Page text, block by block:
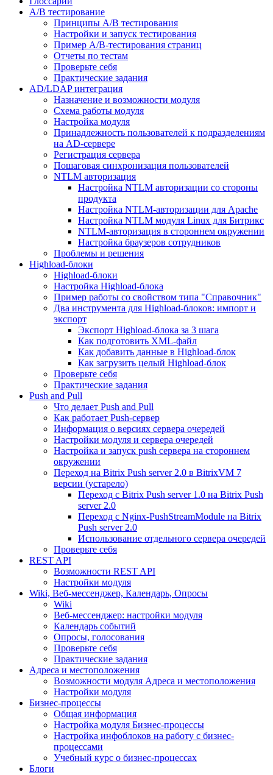
A/B тестирование
Принципы A/B тестирования
Настройки и запуск тестирования
Пример A/B-тестирования страниц
Отчеты по тестам
Проверьте себя
Практические задания
AD/LDAP интеграция
Назначение и возможности модуля
Схема работы модуля
Настройка модуля
Принадлежность пользователей к подразделениям
на AD-сервере
Регистрация сервера
Пошаговая синхронизация пользователей
NTLM авторизация
Настройка NTLM авторизации со стороны
продукта
Настройка NTLM-авторизации для Apache
Настройка NTLM модуля Linux для Битрикс
NTLM-авторизация в стороннем окружении
Настройка браузеров сотрудников
Проблемы и решения
Highload-блоки
Highload-блоки
Настройка Highload-блока
Пример работы со свойством типа "Справочник"
Два инструмента для Highload-блоков: импорт и
экспорт
Экспорт Highload-блока за 3 шага
Как подготовить XML-файл
Как добавить данные в Highload-блок
Как загрузить целый Highload-блок
Проверьте себя
Практические задания
Push and Pull
Что делает Push and Pull
Как работает Push-сервер
Информация о версиях сервера очередей
Настройки модуля и сервера очередей
Настройка и запуск push сервера на стороннем
окружении
Переход на Bitrix Push server 2.0 в BitrixVM 7
версии (устарело)
Переход с Bitrix Push server 1.0 на Bitrix Push
server 2.0
Переход с Nginx-PushStreamModule на Bitrix
Push server 2.0
Использование отдельного сервера очередей
Проверьте себя
REST API
Возможности REST API
Настройки модуля
Wiki, Веб-мессенджер, Календарь, Опросы
Wiki
Веб-мессенджер: настройки модуля
Календарь событий
Опросы, голосования
Проверьте себя
Практические задания
Адреса и местоположения
Возможности модуля Адреса и местоположения
Настройки модуля
Бизнес-процессы
Общая информация
Настройка модуля Бизнес-процессы
Настройка инфоблоков на работу с бизнес-
процессами
Учебный курс о бизнес-процессах
Блоги